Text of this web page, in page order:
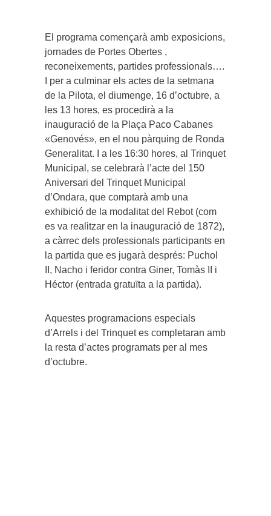
El programa començarà amb exposicions,
jornades de Portes Obertes ,
reconeixements, partides professionals….
I per a culminar els actes de la setmana
de la Pilota, el diumenge, 16 d’octubre, a
les 13 hores, es procedirà a la
inauguració de la Plaça Paco Cabanes
«Genovés», en el nou pàrquing de Ronda
Generalitat. I a les 16:30 hores, al Trinquet
Municipal, se celebrarà l’acte del 150
Aniversari del Trinquet Municipal
d’Ondara, que comptarà amb una
exhibició de la modalitat del Rebot (com
es va realitzar en la inauguració de 1872),
a càrrec dels professionals participants en
la partida que es jugarà després: Puchol
II, Nacho i feridor contra Giner, Tomàs II i
Héctor (entrada gratuïta a la partida).
Aquestes programacions especials
d’Arrels i del Trinquet es completaran amb
la resta d’actes programats per al mes
d’octubre.